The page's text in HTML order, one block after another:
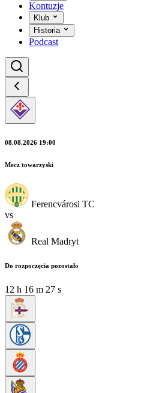
Kontuzje
Klub
Historia
Podcast
08.08.2026 19:00
Mecz towarzyski
Ferencvárosi TC
vs
Real Madryt
Do rozpoczęcia pozostało
12 h 16 m 25 s